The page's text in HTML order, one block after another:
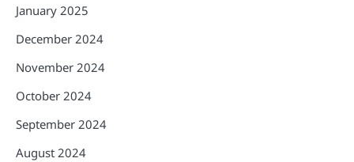
January 2025
December 2024
November 2024
October 2024
September 2024
August 2024